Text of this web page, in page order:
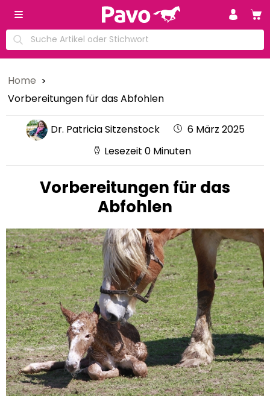
Home
Vorbereitungen für das Abfohlen
Dr. Patricia Sitzenstock
6 März 2025
Lesezeit 0 Minuten
Vorbereitungen für das
Abfohlen